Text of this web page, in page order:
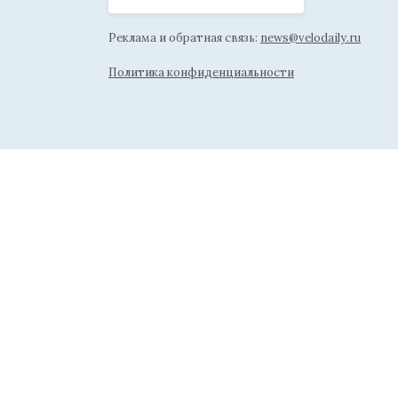
Реклама и обратная связь: news@velodaily.ru
Политика конфиденциальности